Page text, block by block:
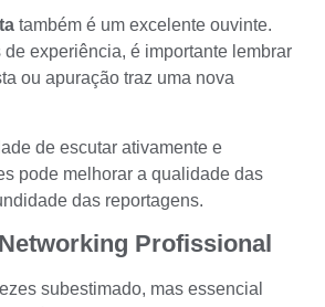
também é um excelente ouvinte.
de experiência, é importante lembrar
ou apuração traz uma nova
de escutar ativamente e
pode melhorar a qualidade das
das reportagens.
Profissional
subestimado, mas essencial